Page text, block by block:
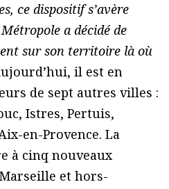
ce dispositif s’avère
a décidé de
sur son territoire là où
il est en
de sept autres villes :
Istres, Pertuis,
en-Provence. La
à cinq nouveaux
et hors-